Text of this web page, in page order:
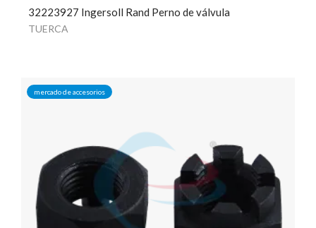
32223927 Ingersoll Rand Perno de válvula
TUERCA
mercado de accesorios